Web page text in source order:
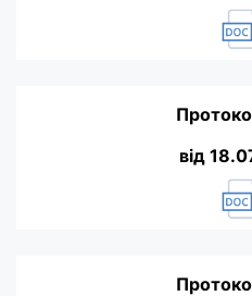
від